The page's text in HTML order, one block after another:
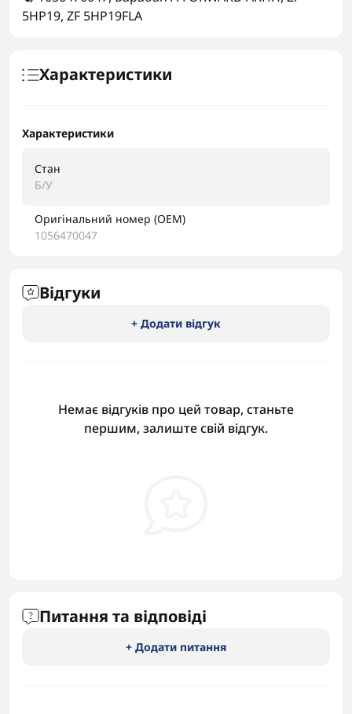
5HP19, ZF 5HP19FLA
Характеристики
Характеристики
Стан
Б/У
Оригінальний номер (OEM)
1056470047
Відгуки
+ Додати відгук
Немає відгуків про цей товар, станьте
першим, залиште свій відгук.
Питання та відповіді
+ Додати питання